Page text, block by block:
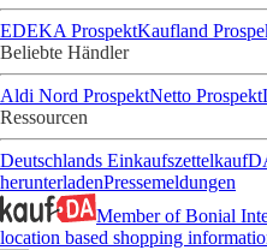
EDEKA ProspektKaufland
Beliebte Händler
Aldi Nord ProspektNetto Prospekt
Ressourcen
Deutschlands Einkaufszettel
herunterladenPressemeldungen
Member of Bonial
location based shopping